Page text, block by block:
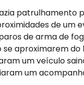
patrulhamento
de um
de arma de
se aproximarem do
um veículo
um